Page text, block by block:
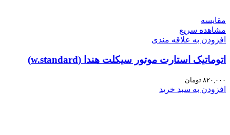
مقایسه
مشاهده سریع
افزودن به علاقه مندی
اتوماتیک استارت موتور سیکلت هندا (w.standard)
۸۲۰,۰۰۰ تومان
افزودن به سبد خرید